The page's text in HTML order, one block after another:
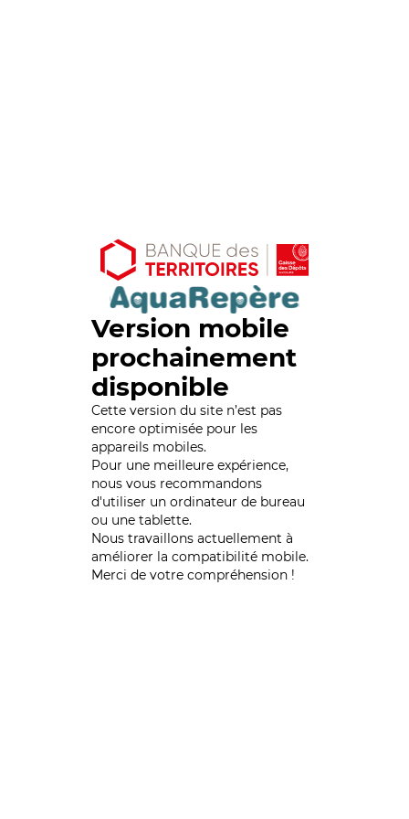
Version mobile
prochainement
disponible
Cette version du site n’est pas
encore optimisée pour les
appareils mobiles.
Pour une meilleure expérience,
nous vous recommandons
d'utiliser un ordinateur de bureau
ou une tablette.
Nous travaillons actuellement à
améliorer la compatibilité mobile.
Merci de votre compréhension !